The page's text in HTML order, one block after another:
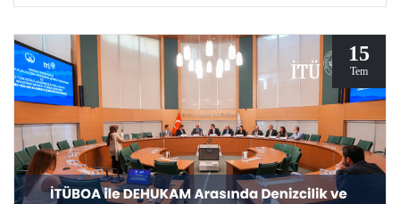
20 Temmuz – 13 Ağustos tarihleri arasında ziyaret ederek
bilgi alabilecek.
15
Tem